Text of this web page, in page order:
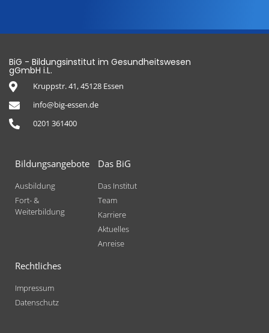
BiG - Bildungsinstitut im Gesundheitswesen
gGmbH i.L.
Kruppstr. 41, 45128 Essen
info@big-essen.de
0201 361400
Bildungsangebote
Ausbildung
Fort- &
Weiterbildung
Das BiG
Das Institut
Team
Karriere
Aktuelles
Anreise
Rechtliches
Impressum
Datenschutz